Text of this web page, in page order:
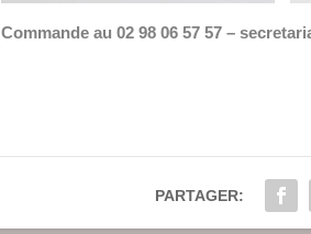
Commande au 02 98 06 57 57 –
PARTAGER: